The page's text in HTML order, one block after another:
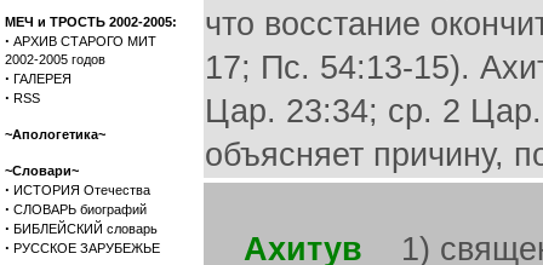
МЕЧ и ТРОСТЬ 2002-2005:
· АРХИВ СТАРОГО МИТ
2002-2005 годов
· ГАЛЕРЕЯ
· RSS
~Апологетика~
~Словари~
· ИСТОРИЯ Отечества
· СЛОВАРЬ биографий
· БИБЛЕЙСКИЙ словарь
· РУССКОЕ ЗАРУБЕЖЬЕ
что восстание
17; Пс. 54:13-15).
Цар. 23:34; ср. 2 Цар.
объясняет причину,
Ахитув 1)